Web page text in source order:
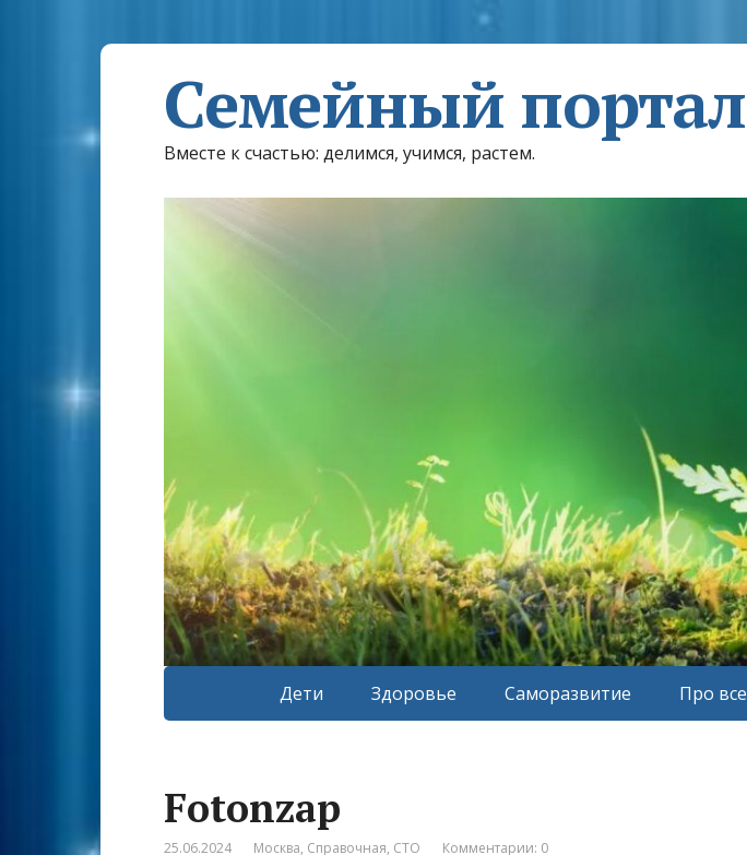
Семейный портал
Вместе к счастью: делимся, учимся, растем.
Дети Здоровье Саморазвитие Про все
Fotonzap
25.06.2024 Москва, Справочная, СТО Комментарии: 0